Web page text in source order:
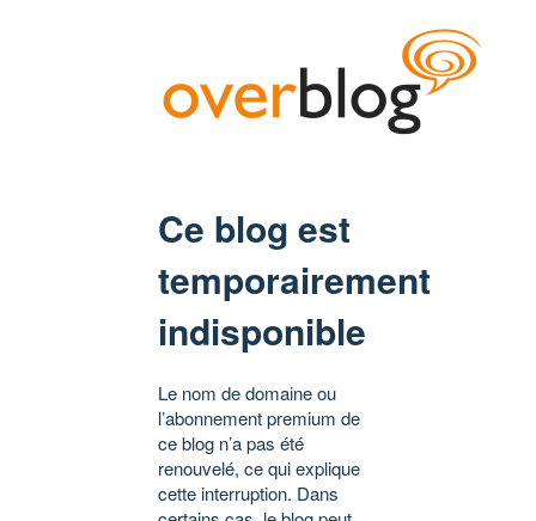
Ce blog est
temporairement
indisponible
Le nom de domaine ou
l’abonnement premium de
ce blog n’a pas été
renouvelé, ce qui explique
cette interruption. Dans